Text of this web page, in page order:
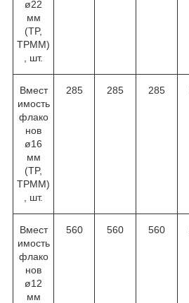
ø22
мм
(TP,
TPMM)
, шт.
Вмест
имость
флако
нов
ø16
мм
(TP,
TPMM)
, шт.
285 285 285
Вмест
имость
флако
нов
ø12
мм
560 560 560